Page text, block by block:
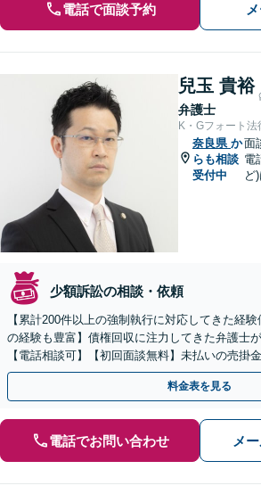
電話で面談予約
兒玉 貴裕
弁護士
K・Gフォート法
奈良県 か
らも相談
受付中
面
電
ど
少額訴訟の相談・依頼
【累計200件以上の強制執行に対応してきた経
の経験も豊富】債権回収に注力してきた弁護士
【電話相談可】【初回面談無料】未払いの売掛
のお金の貸し借りなど【関西エリア対応】
料金表を見る
電話でお問い合わせ メ